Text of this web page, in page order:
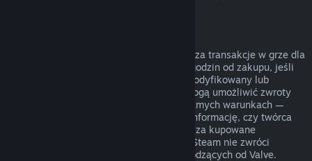
Steam będzie w stanie zwrócić pieniądze za transakcje w grze dla
wszystkich tytułów od Valve w ciągu 48 godzin od zakupu, jeśli
zakupiony przedmiot nie został użyty, zmodyfikowany lub
wymieniony. Twórcy innych produktów mogą umożliwić zwroty
pieniędzy za transakcje w grze na tych samych warunkach —
przed dokonaniem transakcji otrzymasz informację, czy twórca
gry umożliwił żądania zwrotów pieniędzy za kupowane
przedmioty. W pozostałych przypadkach Steam nie zwróci
pieniędzy za transakcje w grach niepochodzących od Valve.